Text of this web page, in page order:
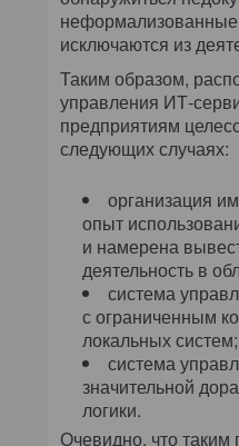
исключаются из
Таким образом,
управления ИТ-
предприятиям
следующих случаях:
организация
опыт
и намерена
деятельность в
система
с ограниченным
локальных систем;
система
значительной
логики.
Очевидно, что